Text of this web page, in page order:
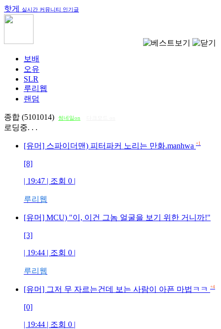
핫게 실시간 커뮤니티 인기글
보배
오유
SLR
루리웹
랜덤
종합 (5101014) 썸네일on
로딩중. . .
[유머] 스파이더맨) 피터파커 노리는 만화.manhwa +1
[8]
| 19:47 | 조회 0 |
루리웹
[유머] MCU) "이, 이건 그놈 얼굴을 보기 위한 거니까!"
[3]
| 19:44 | 조회 0 |
루리웹
[유머] 그저 무 자르는건데 보는 사람이 아픈 마법ㅋㅋ +4
[0]
| 19:44 | 조회 0 |